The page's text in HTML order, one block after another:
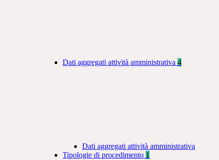
Dati aggregati attività amministrativa 4
Dati aggregati attività amministrativa
Tipologie di procedimento 1